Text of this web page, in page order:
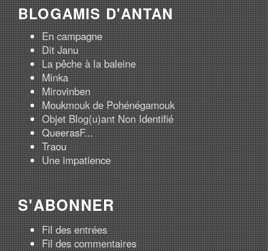
BLOGAMIS D'ANTAN
En campagne
Dit Janu
La pêche à la baleine
Minka
Mirovinben
Moukmouk de Pohénégamouk
Objet Blog(u)ant Non Identifié
QueerasF...
Traou
Une impatience
S'ABONNER
Fil des entrées
Fil des commentaires